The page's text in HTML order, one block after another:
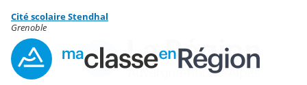
Menu de la rubrique
Contenu
Cité scolaire Stendhal
Grenoble